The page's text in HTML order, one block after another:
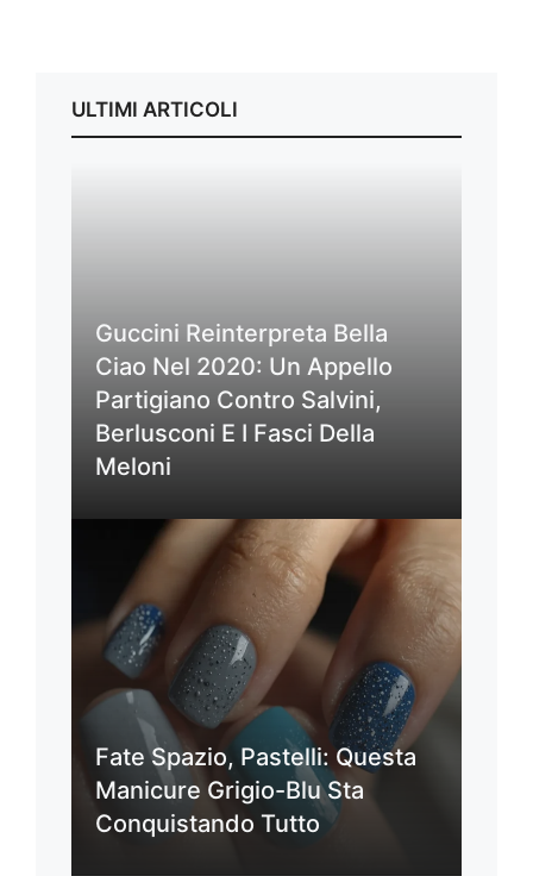
ULTIMI ARTICOLI
Guccini Reinterpreta Bella
Ciao Nel 2020: Un Appello
Partigiano Contro Salvini,
Berlusconi E I Fasci Della
Meloni
Fate Spazio, Pastelli: Questa
Manicure Grigio-Blu Sta
Conquistando Tutto